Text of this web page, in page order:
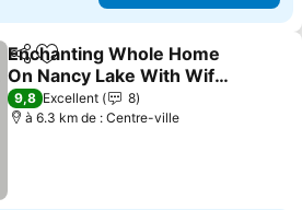
PartagerAjouter à mes favoris
Enchanting Whole Home
On Nancy Lake With Wifi
In Willow Alaska!
9,8 Excellent
8
à 6.3 km de : Centre-ville